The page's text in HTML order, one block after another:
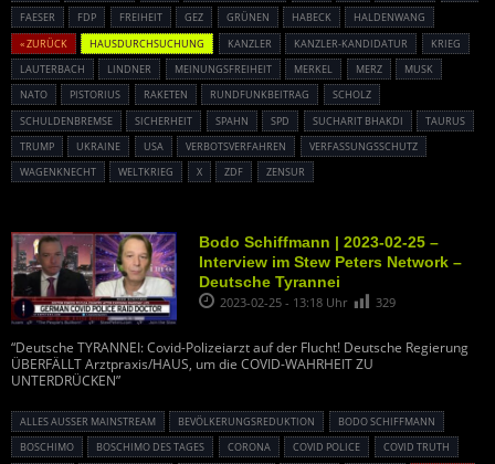
FAESER
FDP FREIHEIT GEZ GRÜNEN HABECK
HALDENWANG
« ZURÜCK
HAUSDURCHSUCHUNG KANZLER KANZLER-KANDIDATUR
KRIEG
LAUTERBACH
LINDNER MEINUNGSFREIHEIT MERKEL MERZ
MUSK
NATO
PISTORIUS RAKETEN RUNDFUNKBEITRAG
SCHOLZ
SCHULDENBREMSE
SICHERHEIT SPAHN SPD SUCHARIT BHAKDI
TAURUS
TRUMP
UKRAINE USA VERBOTSVERFAHREN
VERFASSUNGSSCHUTZ
WAGENKNECHT
WELTKRIEG X ZDF ZENSUR
Bodo Schiffmann | 2023-02-25 –
Interview im Stew Peters Network –
Deutsche Tyrannei
2023-02-25 - 13:18 Uhr 329
“Deutsche TYRANNEI: Covid-Polizeiarzt auf der Flucht! Deutsche Regierung
ÜBERFÄLLT Arztpraxis/HAUS, um die COVID-WAHRHEIT ZU
UNTERDRÜCKEN”
ALLES AUSSER MAINSTREAM BEVÖLKERUNGSREDUKTION
BODO SCHIFFMANN
BOSCHIMO
BOSCHIMO DES TAGES CORONA COVID POLICE
COVID TRUTH